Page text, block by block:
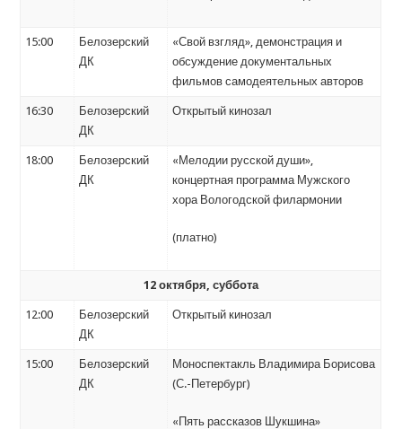
15:00
Белозерский
ДК
«Свой взгляд», демонстрация и
обсуждение документальных
фильмов самодеятельных авторов
16:30
Белозерский
ДК
Открытый кинозал
18:00
Белозерский
ДК
«Мелодии русской души»,
концертная программа Мужского
хора Вологодской филармонии
(платно)
12 октября, суббота
12:00
Белозерский
ДК
Открытый кинозал
15:00
Белозерский
ДК
Моноспектакль Владимира Борисова
(С.-Петербург)
«Пять рассказов Шукшина»